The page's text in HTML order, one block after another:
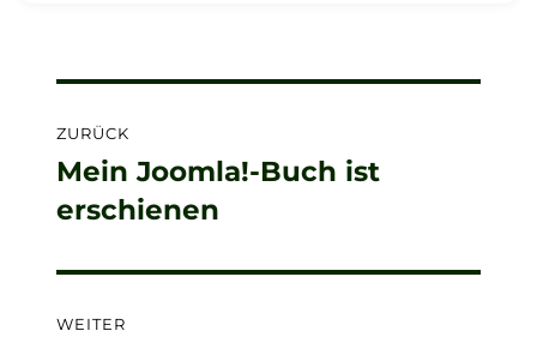
ZURÜCK
Vorheriger
Beitrag:
Mein Joomla!-Buch ist
erschienen
WEITER